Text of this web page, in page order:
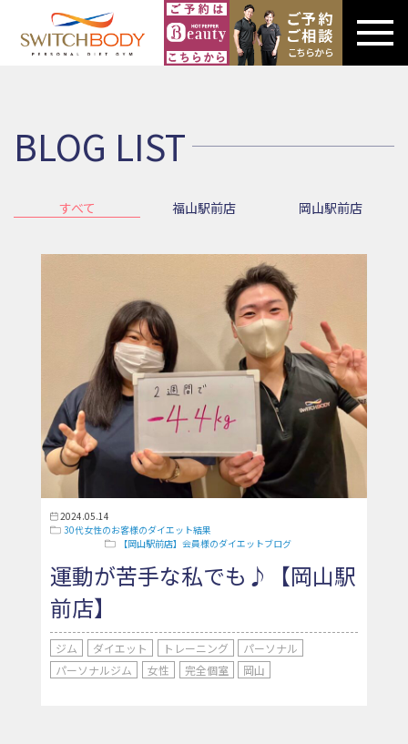
BLOG LIST
すべて 福山駅前店 岡山駅前店
2024.05.14
30代女性のお客様のダイエット結果
【岡山駅前店】会員様のダイエットブログ
運動が苦手な私でも♪【岡山駅
前店】
ジム ダイエット トレーニング
パーソナル
パーソナルジム
女性 完全個室 岡山